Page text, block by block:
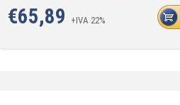
€65,89 +IVA 22%